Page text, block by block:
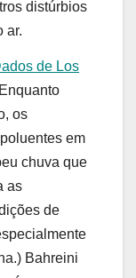
distúrbios
ar.
de Los
Enquanto
os
em
chuva que
as
de
Bahreini